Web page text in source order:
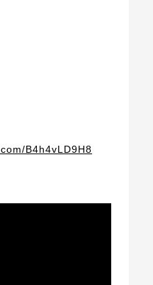
B4h4vLD9H8